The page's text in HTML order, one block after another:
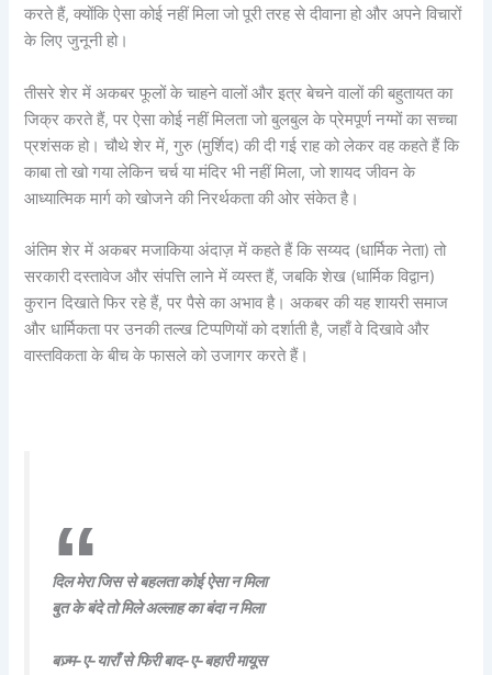
करते हैं, क्योंकि ऐसा कोई नहीं मिला जो पूरी तरह से दीवाना हो और अपने विचारों
के लिए जुनूनी हो।
तीसरे शेर में अकबर फूलों के चाहने वालों और इत्र बेचने वालों की बहुतायत का
जिक्र करते हैं, पर ऐसा कोई नहीं मिलता जो बुलबुल के प्रेमपूर्ण नग्मों का सच्चा
प्रशंसक हो। चौथे शेर में, गुरु (मुर्शिद) की दी गई राह को लेकर वह कहते हैं कि
काबा तो खो गया लेकिन चर्च या मंदिर भी नहीं मिला, जो शायद जीवन के
आध्यात्मिक मार्ग को खोजने की निरर्थकता की ओर संकेत है।
अंतिम शेर में अकबर मजाकिया अंदाज़ में कहते हैं कि सय्यद (धार्मिक नेता) तो
सरकारी दस्तावेज और संपत्ति लाने में व्यस्त हैं, जबकि शेख (धार्मिक विद्वान)
कुरान दिखाते फिर रहे हैं, पर पैसे का अभाव है। अकबर की यह शायरी समाज
और धार्मिकता पर उनकी तल्ख टिप्पणियों को दर्शाती है, जहाँ वे दिखावे और
वास्तविकता के बीच के फासले को उजागर करते हैं।
दिल मेरा जिस से बहलता कोई ऐसा न मिला
बुत के बंदे तो मिले अल्लाह का बंदा न मिला
बज़्म-ए-याराँ से फिरी बाद-ए-बहारी मायूस